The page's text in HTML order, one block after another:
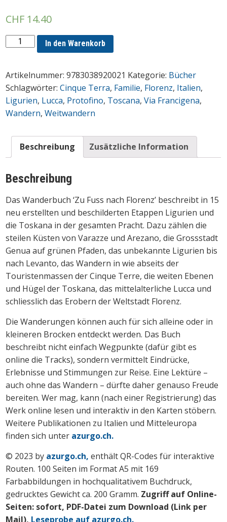
CHF 14.40
Buch:
nach
Florenz
Menge
In den Warenkorb
Artikelnummer:9783038920021 Kategorie: Bücher
Schlagwörter:Cinque Terra, Familie, Florenz, Italien,
Ligurien, Lucca, Protofino, Toscana,Via Francigena,
Wandern,Weitwandern
Beschreibung Zusätzliche Information
Beschreibung
Das Wanderbuch ‘Zu Fuss nach Florenz’ beschreibt in 15
neu erstellten und beschilderten Etappen Ligurien und
die Toskana in der gesamten Pracht. Dazu zählen die
steilen Küsten von Varazze und Arezano, die Grossstadt
Genua auf grünen Pfaden, das unbekannte Ligurien bis
nach Levanto, das Wandern in wie abseits der
Touristenmassen der Cinque Terre, die weiten Ebenen
und Hügel der Toskana, das mittelalterliche Lucca und
schliesslich das Erobern der Weltstadt Florenz.
Die Wanderungen können auch für sich alleine oder in
kleineren Brocken entdeckt werden. Das Buch
beschreibt nicht einfach Wegpunkte (dafür gibt es
online die Tracks), sondern vermittelt Eindrücke,
Erlebnisse und Stimmungen zur Reise. Eine Lektüre –
auch ohne das Wandern – dürfte daher genauso Freude
bereiten. Wer mag, kann (nach einer Registrierung) das
Werk online lesen und interaktiv in den Karten stöbern.
Weitere Publikationen zu Italien und Mitteleuropa
finden sich unter azurgo.ch.
© 2023 by azurgo.ch, enthält QR-Codes für interaktive
Routen. 100 Seiten im Format A5 mit 169
Farbabbildungen in hochqualitativem Buchdruck,
gedrucktes Gewicht ca. 200 Gramm. Zugriff auf Online-
Seiten: sofort, PDF-Datei zum Download (Link per
Mail), Leseprobe auf azurgo.ch.